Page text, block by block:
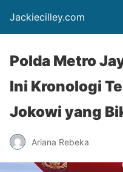
Jackiecilley.com
Polda Metro
Ini Kronologi
Jokowi yang
Ariana Rebeka